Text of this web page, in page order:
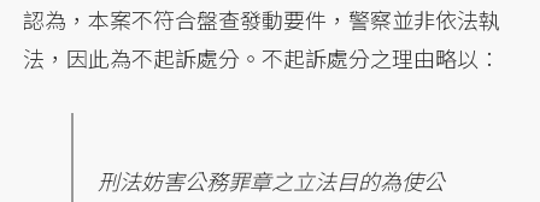
認為，本案不符合盤查發動要件，警察並非依法執
法，因此為不起訴處分。不起訴處分之理由略以：
刑法妨害公務罪章之立法目的為使公